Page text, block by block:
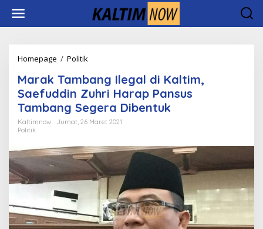
konten
Homepage / Politik
Ilegal
di
Kaltim,
Saefuddin
Zuhri
Tambang
Segera
Dibentuk
Marak Tambang Ilegal di Kaltim,
Saefuddin Zuhri Harap Pansus
Tambang Segera Dibentuk
Kaltimnow
Jumat, 26 Maret 2021
Politik